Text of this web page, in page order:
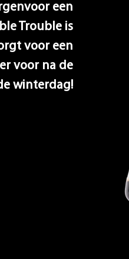
een
Trouble is
voor een
voor na de
winterdag!